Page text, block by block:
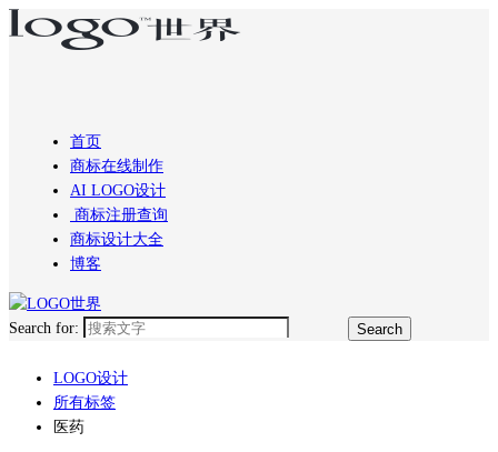
首页
商标在线制作
AI LOGO设计
商标注册查询
商标设计大全
博客
Search for:
LOGO设计
所有标签
医药